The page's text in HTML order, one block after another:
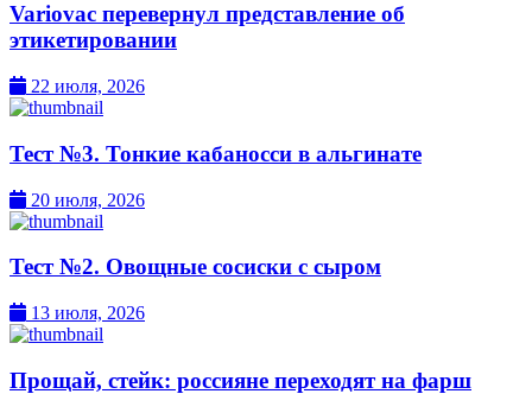
Variovac перевернул представление об
этикетировании
22 июля, 2026
Тест №3. Тонкие кабаносси в альгинате
20 июля, 2026
Тест №2. Овощные сосиски с сыром
13 июля, 2026
Прощай, стейк: россияне переходят на фарш